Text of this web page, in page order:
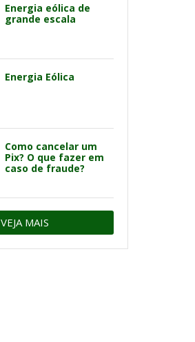
Energia eólica de
grande escala
Energia Eólica
Como cancelar um
Pix? O que fazer em
caso de fraude?
VEJA MAIS